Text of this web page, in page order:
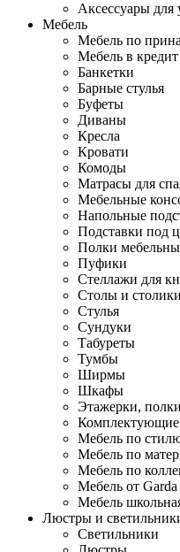
Аксессуары для
Мебель
Мебель по
Мебель в кредит
Банкетки
Барные стулья
Буфеты
Диваны
Кресла
Кровати
Комоды
Матрасы для
Мебельные
Напольные
Подставки под
Полки
Пуфики
Стеллажи для
Столы и столики
Стулья
Сундуки
Табуреты
Тумбы
Ширмы
Шкафы
Этажерки, полки
Комплектующие
Мебель по
Мебель по
Мебель по
Мебель от
Мебель
Люстры и
Светильники